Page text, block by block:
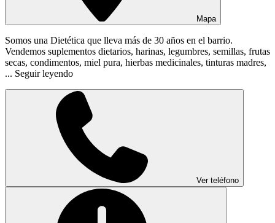
Mapa
Somos una Dietética que lleva más de 30 años en el barrio.
Vendemos suplementos dietarios, harinas, legumbres, semillas, frutas
secas, condimentos, miel pura, hierbas medicinales, tinturas madres,
... Seguir leyendo
Ver teléfono